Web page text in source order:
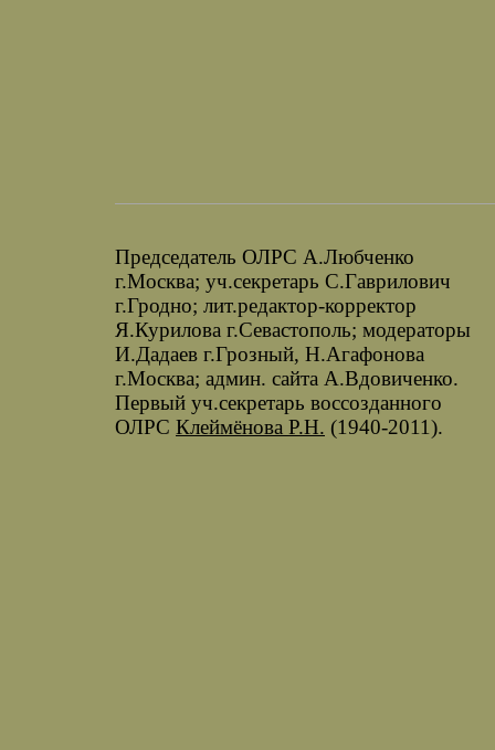
Председатель ОЛРС А.Любченко
г.Москва; уч.секретарь С.Гаврилович
г.Гродно; лит.редактор-корректор
Я.Курилова г.Севастополь; модераторы
И.Дадаев г.Грозный, Н.Агафонова
г.Москва; админ. сайта А.Вдовиченко.
Первый уч.секретарь воссозданного
ОЛРС Клеймёнова Р.Н. (1940-2011).